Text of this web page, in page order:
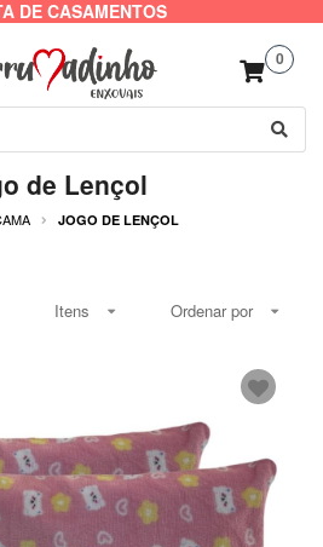
DE CASAMENTOS
0
de Lençol
JOGO DE LENÇOL
Itens Ordenar por